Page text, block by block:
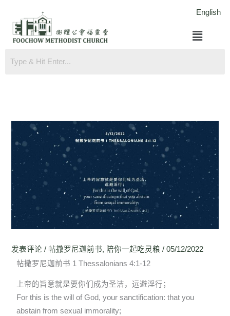
English
菜
单
发表评论 / 帖撒罗尼迦前书, 陪你一起吃灵粮 /05/12/2022
帖撒罗尼迦前书 1 Thessalonians 4:1-12
上帝的旨意就是要你们成为圣洁，远避淫行；
For this is the will of God, your sanctification: that you
abstain from sexual immorality;